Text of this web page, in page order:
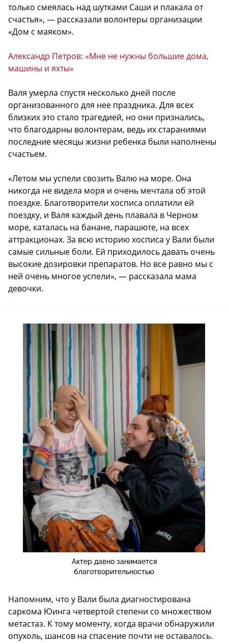
только смеялась над шутками Саши и плакала от
счастья», — рассказали волонтеры организации
«Дом с маяком».
Александр Петров: «Мне не нужны большие дома,
машины и яхты»
Валя умерла спустя несколько дней после
организованного для нее праздника. Для всех
близких это стало трагедией, но они признались,
что благодарны волонтерам, ведь их стараниями
последние месяцы жизни ребенка были наполнены
счастьем.
«Летом мы успели свозить Валю на море. Она
никогда не видела моря и очень мечтала об этой
поездке. Благотворители хосписа оплатили ей
поездку, и Валя каждый день плавала в Черном
море, каталась на банане, парашюте, на всех
аттракционах. За всю историю хосписа у Вали были
самые сильные боли. Ей приходилось давать очень
высокие дозировки препаратов. Но все равно мы с
ней очень многое успели», — рассказала мама
девочки.
Актер давно занимается
благотворительностью
Напомним, что у Вали была диагностирована
саркома Юинга четвертой степени со множеством
метастаз. К тому моменту, когда врачи обнаружили
опухоль, шансов на спасение почти не оставалось.